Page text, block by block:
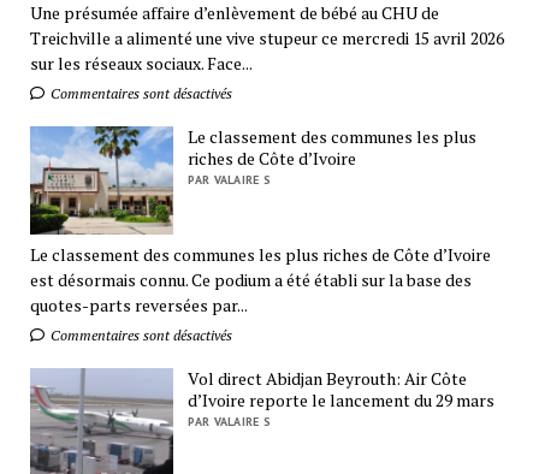
Une présumée affaire d’enlèvement de bébé au CHU de
Treichville a alimenté une vive stupeur ce mercredi 15 avril 2026
sur les réseaux sociaux. Face...
Commentaires sont désactivés
Le classement des communes les plus
riches de Côte d’Ivoire
PAR VALAIRE S
Le classement des communes les plus riches de Côte d’Ivoire
est désormais connu. Ce podium a été établi sur la base des
quotes-parts reversées par...
Commentaires sont désactivés
Vol direct Abidjan Beyrouth: Air Côte
d’Ivoire reporte le lancement du 29 mars
PAR VALAIRE S